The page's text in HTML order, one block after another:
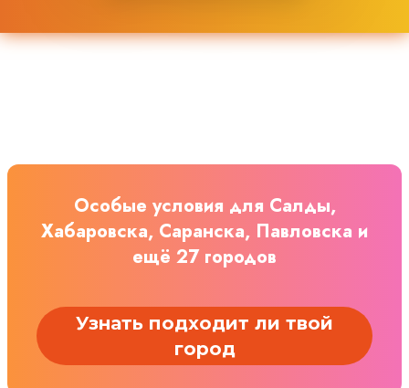
Особые условия для Салды,
Хабаровска, Саранска, Павловска и
ещё 27 городов
Узнать подходит ли твой
город